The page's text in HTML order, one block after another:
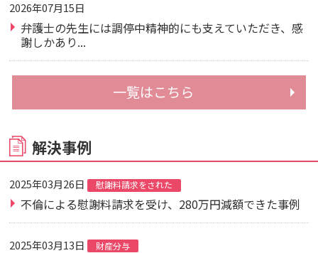
2026年07月15日
弁護士の先生には調停中精神的にも支えていただき、感
謝しかあり...
一覧はこちら
解決事例
2025年03月26日 慰謝料請求をされた
不倫による慰謝料請求を受け、280万円減額できた事例
2025年03月13日 財産分与